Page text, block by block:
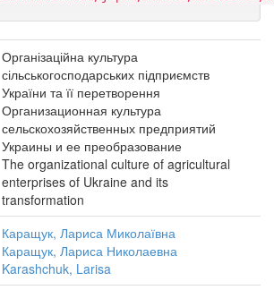
Організаційна культура
сільськогосподарських підприємств
України та її перетворення
Организационная культура
сельскохозяйственных предприятий
Украины и ее преобразование
The organizational culture of agricultural
enterprises of Ukraine and its
transformation
Каращук, Лариса Миколаївна
Каращук, Лариса Николаевна
Karashchuk, Larisa